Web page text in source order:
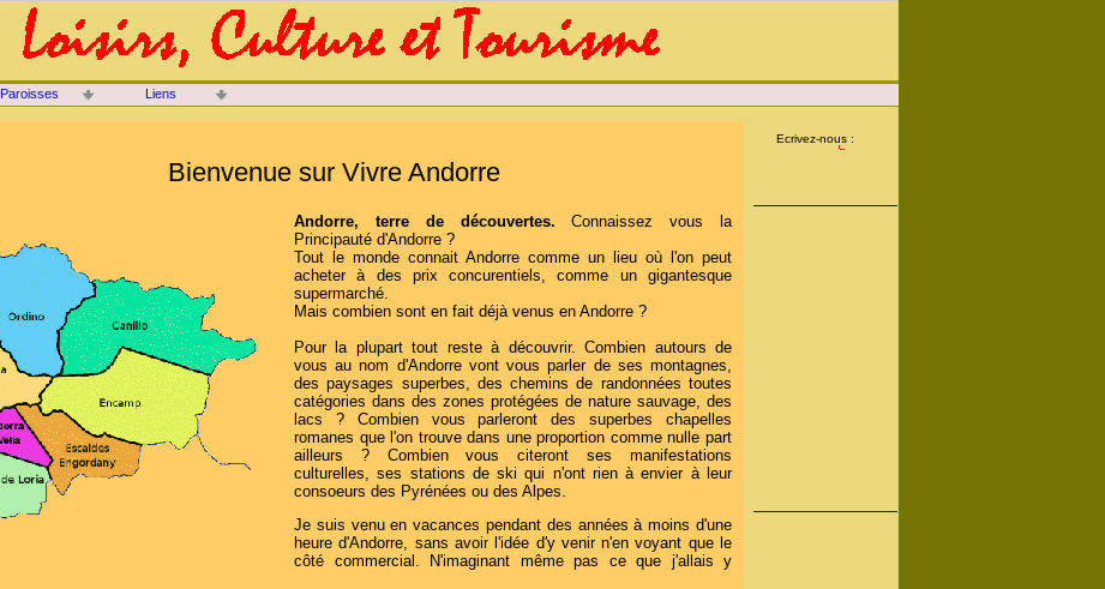
Bienvenue sur Vivre Andorre
Andorre, terre de découvertes. Connaissez vous la
Principauté d'Andorre ?
Tout le monde connait Andorre comme un lieu où l'on peut
acheter à des prix concurentiels, comme un gigantesque
supermarché.
Mais combien sont en fait déjà venus en Andorre ?
Pour la plupart tout reste à découvrir. Combien autours de
vous au nom d'Andorre vont vous parler de ses montagnes,
des paysages superbes, des chemins de randonnées toutes
catégories dans des zones protégées de nature sauvage, des
lacs ? Combien vous parleront des superbes chapelles
romanes que l'on trouve dans une proportion comme nulle part
ailleurs ? Combien vous citeront ses manifestations
culturelles, ses stations de ski qui n'ont rien à envier à leur
consoeurs des Pyrénées ou des Alpes.
Je suis venu en vacances pendant des années à moins d'une
heure d'Andorre, sans avoir l'idée d'y venir n'en voyant que le
côté commercial. N'imaginant même pas ce que j'allais y
Ecrivez-nous :
Paroisses Liens